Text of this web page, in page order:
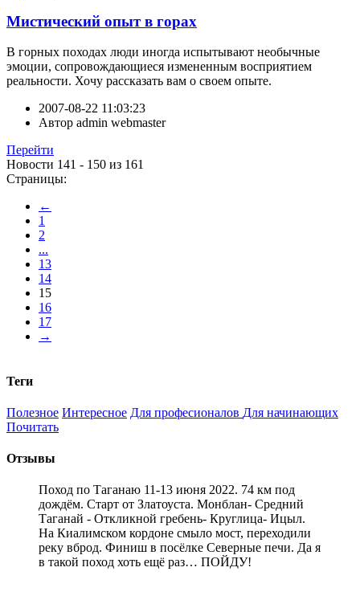
Мистический опыт в горах
В горных походах люди иногда испытывают необычные
эмоции, сопровождающиеся измененным восприятием
реальности. Хочу рассказать вам о своем опыте.
2007-08-22 11:03:23
Автор admin webmaster
Перейти
Новости 141 - 150 из 161
Страницы:
←
1
2
...
13
14
15
16
17
→
Теги
Полезное Интересное Для професионалов Для начинающих
Почитать
Отзывы
Поход по Таганаю 11-13 июня 2022. 74 км под
дождём. Старт от Златоуста. Монблан- Средний
Таганай - Откликной гребень- Круглица- Ицыл.
На Киалимском кордоне смыло мост, переходили
реку вброд. Финиш в посёлке Северные печи. Да я
в такой поход хоть ещё раз… ПОЙДУ!